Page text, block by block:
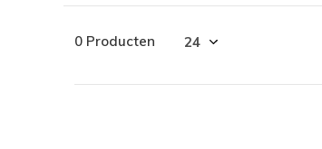
0 Producten